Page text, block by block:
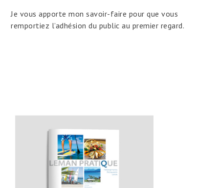
Je vous apporte mon savoir-faire pour que vous
remportiez l’adhésion du public au premier regard.